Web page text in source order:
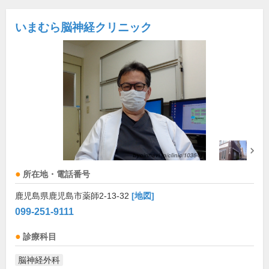
いまむら脳神経クリニック
所在地・電話番号
鹿児島県鹿児島市薬師2-13-32 [地図]
099-251-9111
診療科目
脳神経外科